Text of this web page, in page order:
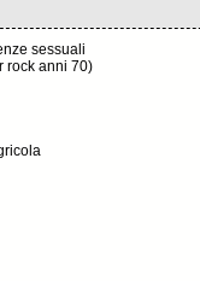
sessuali
rock anni 70)